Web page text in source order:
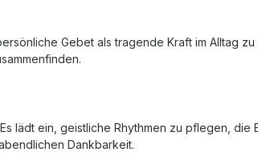
Gebet als tragende Kraft im Alltag
lädt ein, geistliche Rhythmen zu pflegen, die
Dankbarkeit.